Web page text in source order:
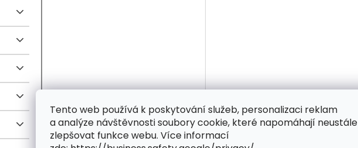
Tento web používá k poskytování služeb, personalizaci reklam
a analýze návštěvnosti soubory cookie, které napomáhají neustále
zlepšovat funkce webu. Více informací
2+1 ZDARMA 2+1 ZDARMA